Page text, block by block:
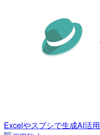
Excelやスプシで生成AI活